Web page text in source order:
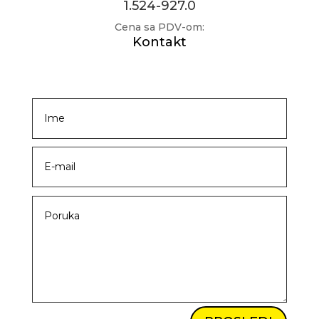
1.524-927.0
Cena sa PDV-om:
Kontakt